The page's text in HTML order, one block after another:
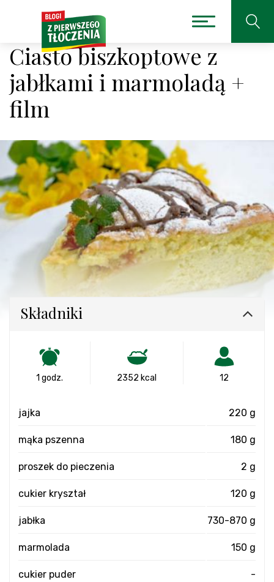
Ciasto biszkoptowe z
jabłkami i marmoladą +
film
Składniki
1 godz. 2352 kcal 12
jajka 220 g
mąka pszenna 180 g
proszek do pieczenia 2 g
cukier kryształ 120 g
jabłka 730-870 g
marmolada 150 g
cukier puder -